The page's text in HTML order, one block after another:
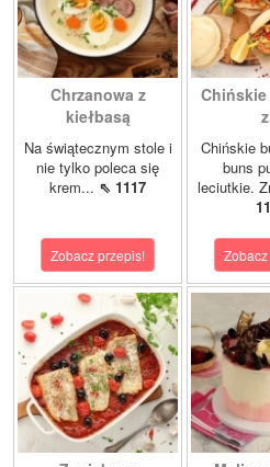
Chrzanowa z
kiełbasą
Na świątecznym stole i
nie tylko poleca się
krem... ⇖ 1117
Zobacz przepis!
Chińskie
buns
leciutkie.